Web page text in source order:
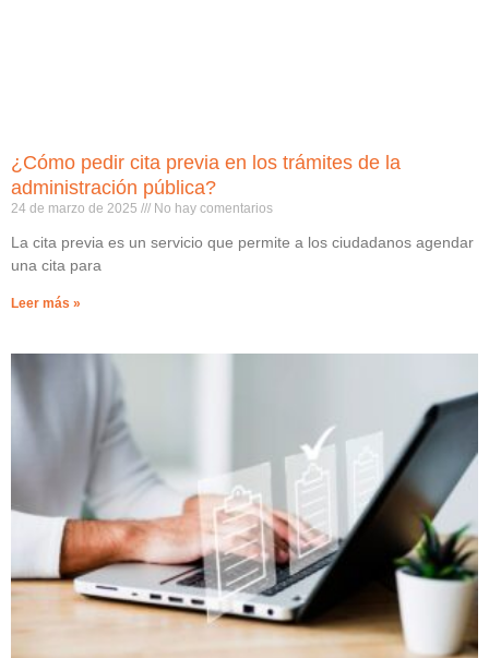
¿Cómo pedir cita previa en los trámites de la
administración pública?
24 de marzo de 2025 No hay comentarios
La cita previa es un servicio que permite a los ciudadanos agendar
una cita para
Leer más »